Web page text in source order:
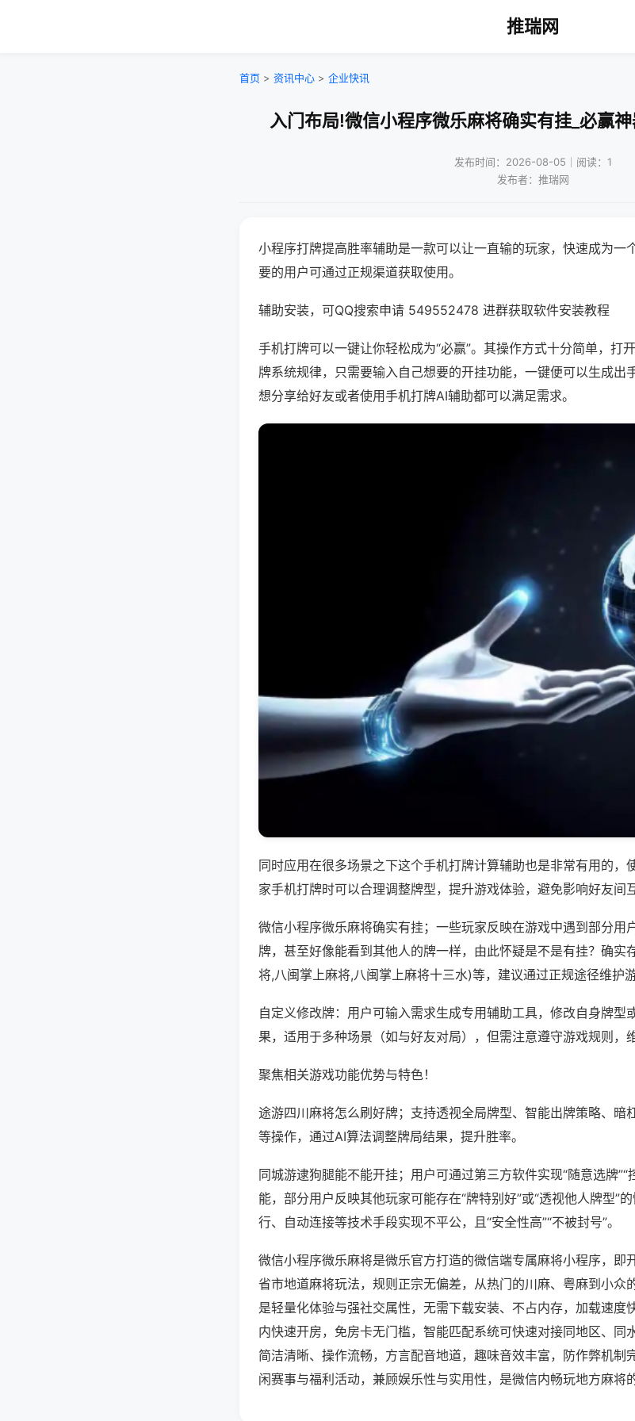
推瑞网
首页 > 资讯中心 > 企业快讯
入门布局!微信小程序微乐麻将确实有挂_必赢
发布时间：2026-08-05｜阅读：1
发布者：推瑞网
小程序打牌提高胜率辅助是一款可以让一直输的玩家，快速成为一
要的用户可通过正规渠道获取使用。
辅助安装，可QQ搜索申请 549552478 进群获取软件安装教程
手机打牌可以一键让你轻松成为“必赢”。其操作方式十分简单，打
牌系统规律，只需要输入自己想要的开挂功能，一键便可以生成出
想分享给好友或者使用手机打牌AI辅助都可以满足需求。
同时应用在很多场景之下这个手机打牌计算辅助也是非常有用的，
家手机打牌时可以合理调整牌型，提升游戏体验，避免影响好友间
微信小程序微乐麻将确实有挂；一些玩家反映在游戏中遇到部分用
牌，甚至好像能看到其他人的牌一样，由此怀疑是不是有挂？确实
将,八闽掌上麻将,八闽掌上麻将十三水)等，建议通过正规途径维护游
自定义修改牌：用户可输入需求生成专用辅助工具，修改自身牌型
果，适用于多种场景（如与好友对局），但需注意遵守游戏规则，
聚焦相关游戏功能优势与特色！
途游四川麻将怎么刷好牌；支持透视全局牌型、智能出牌策略、暗
等操作，通过AI算法调整牌局结果，提升胜率。
同城游逮狗腿能不能开挂；用户可通过第三方软件实现“随意选牌”“
能，部分用户反映其他玩家可能存在“牌特别好”或“透视他人牌型”
行、自动连接等技术手段实现不平公，且“安全性高”“不被封号”。
微信小程序微乐麻将是微乐官方打造的微信端专属麻将小程序，即
省市地道麻将玩法，规则正宗无偏差，从热门的川麻、粤麻到小众
是轻量化体验与强社交属性，无需下载安装、不占内存，加载速度
内快速开房，免房卡无门槛，智能匹配系统可快速对接同地区、同
简洁清晰、操作流畅，方言配音地道，趣味音效丰富，防作弊机制
闲赛事与福利活动，兼顾娱乐性与实用性，是微信内畅玩地方麻将